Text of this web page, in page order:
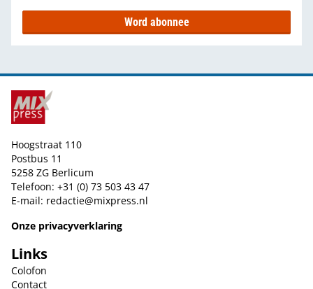
Word abonnee
Hoogstraat 110
Postbus 11
5258 ZG Berlicum
Telefoon: +31 (0) 73 503 43 47
E-mail: redactie@mixpress.nl
Onze privacyverklaring
Links
Colofon
Contact